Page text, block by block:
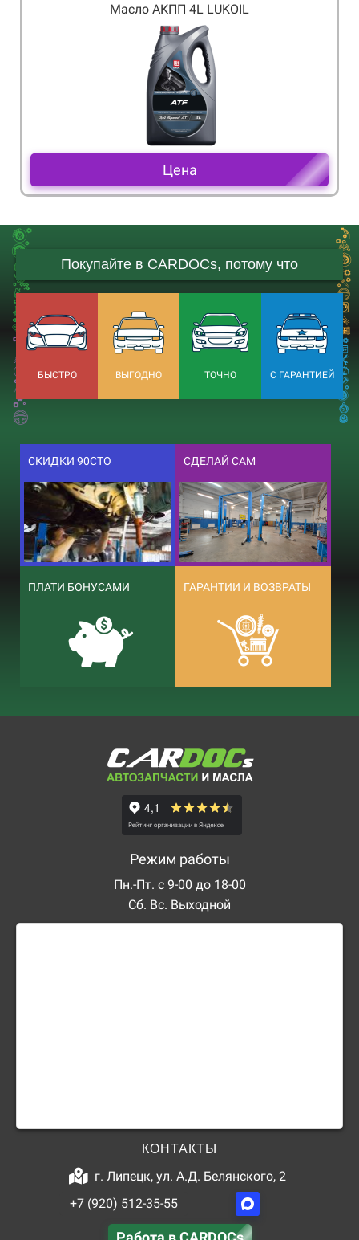
Масло АКПП 4L LUKOIL
Цена
Покупайте в CARDOCs, потому что
БЫСТРО ВЫГОДНО ТОЧНО С ГАРАНТИЕЙ
СКИДКИ 90СТО СДЕЛАЙ САМ
ПЛАТИ БОНУСАМИ ГАРАНТИИ И ВОЗВРАТЫ
Режим работы
Пн.-Пт. с 9-00 до 18-00
Сб. Вс. Выходной
КОНТАКТЫ
г. Липецк, ул. А.Д. Белянского, 2
+7 (920) 512-35-55